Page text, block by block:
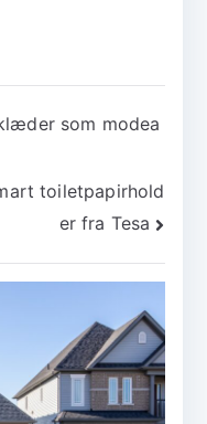
som modea
toiletpapirhold
er fra Tesa